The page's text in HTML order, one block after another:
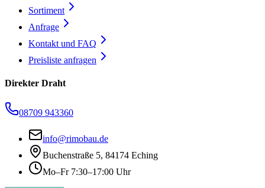
Sortiment
Anfrage
Kontakt und FAQ
Preisliste anfragen
Direkter Draht
08709 943360
info@rimobau.de
Buchenstraße 5, 84174 Eching
Mo–Fr 7:30–17:00 Uhr